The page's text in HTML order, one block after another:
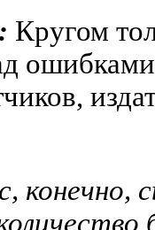
Кругом
конечно,